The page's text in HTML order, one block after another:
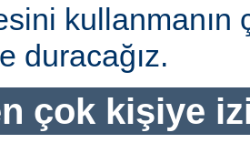
kullanmanın
duracağız.
çok kişiye